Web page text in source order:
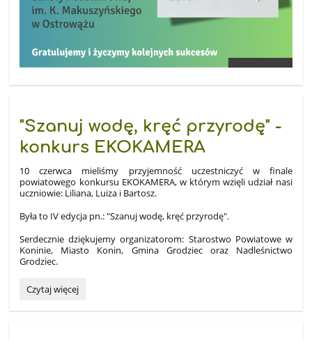
"Szanuj wodę, kręć przyrodę" -
konkurs EKOKAMERA
10 czerwca mieliśmy przyjemność uczestniczyć w finale
powiatowego konkursu EKOKAMERA, w którym wzięli udział nasi
uczniowie: Liliana, Luiza i Bartosz.
Była to IV edycja pn.: "Szanuj wodę, kręć przyrodę".
Serdecznie dziękujemy organizatorom: Starostwo Powiatowe w
Koninie, Miasto Konin, Gmina Grodziec oraz Nadleśnictwo
Grodziec.
"Szanuj
kręć
Czytaj więcej